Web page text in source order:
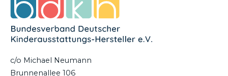
c/o Michael Neumann
Brunnenallee 106